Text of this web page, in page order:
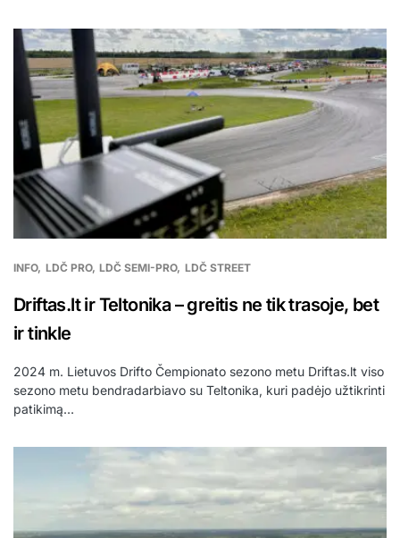
INFO LDČ PRO LDČ SEMI-PRO LDČ STREET
Driftas.lt ir Teltonika – greitis ne tik trasoje, bet
ir tinkle
2024 m. Lietuvos Drifto Čempionato sezono metu Driftas.lt viso
sezono metu bendradarbiavo su Teltonika, kuri padėjo užtikrinti
patikimą…